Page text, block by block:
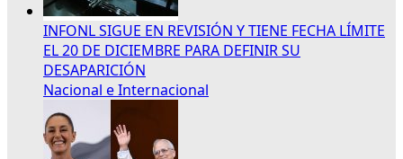
INFONL SIGUE EN REVISIÓN Y TIENE FECHA LÍMITE
EL 20 DE DICIEMBRE PARA DEFINIR SU
DESAPARICIÓN
Nacional e Internacional